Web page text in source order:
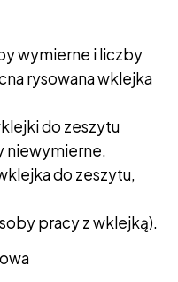
wymierne i liczby
rysowana wklejka
do zeszytu
niewymierne.
do zeszytu,
pracy z wklejką).